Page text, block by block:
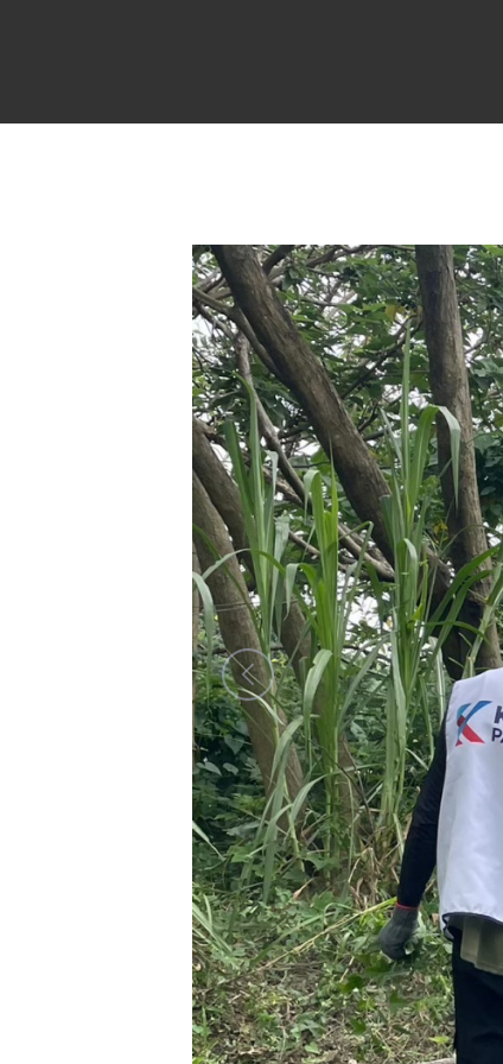
社團法人台灣濕地保護聯盟
我們是一個全國性的非營利組織（NGO/
最新消息
關於濕盟
探索濕地
企業ESG
環境教育
支持我們
聯絡我們
電子郵件：wetland@wetland.org.tw
電話：06-2251949 ‧ 06-2251880 傳真：
地址：700-010 台南市中西區府前路一段